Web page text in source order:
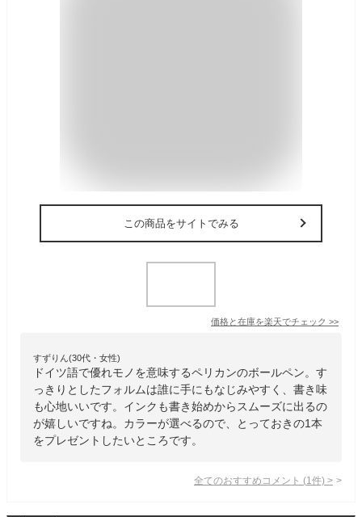
この商品をサイトでみる
価格と在庫を楽天でチェック >>
すずりん(30代・女性)
ドイツ語で優れモノを意味するペリカンのボールペン。す
っきりとしたフォルムは誰に手にもなじみやすく、書き味
も心地いいです。インクも書き始めからスムーズに出るの
が嬉しいですね。カラーが選べるので、とっておきの1本
をプレゼントしたいところです。
全てのおすすめコメント (1 件) >